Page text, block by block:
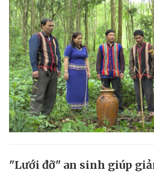
"Lưới đỡ" an sinh giúp